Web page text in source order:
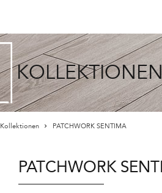
Kollektionen PATCHWORK SENTIMA
PATCHWORK